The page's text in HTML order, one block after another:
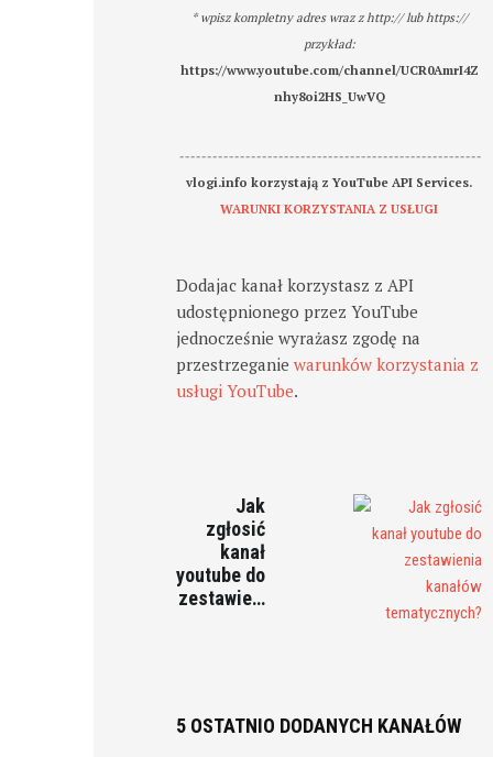
* wpisz kompletny adres wraz z http:// lub https://
przykład:
https://www.youtube.com/channel/UCR0AmrI4Z
nhy8oi2HS_UwVQ
-------------------------------------------------------
vlogi.info korzystają z YouTube API Services.
WARUNKI KORZYSTANIA Z USŁUGI
Dodajac kanał korzystasz z API
udostępnionego przez YouTube
jednocześnie wyrażasz zgodę na
przestrzeganiewarunków korzystania z
usługi YouTube.
Jak
zgłosić
kanał
youtube do
zestawie…
5 OSTATNIO DODANYCH KANAŁÓW